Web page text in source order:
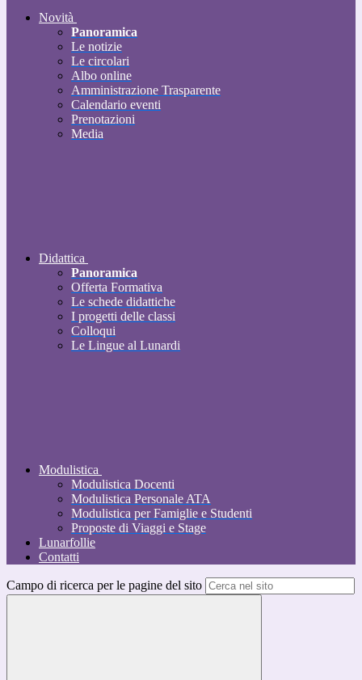
Novità
Panoramica
Le notizie
Le circolari
Albo online
Amministrazione Trasparente
Calendario eventi
Prenotazioni
Media
Didattica
Panoramica
Offerta Formativa
Le schede didattiche
I progetti delle classi
Colloqui
Le Lingue al Lunardi
Modulistica
Modulistica Docenti
Modulistica Personale ATA
Modulistica per Famiglie e Studenti
Proposte di Viaggi e Stage
Lunarfollie
Contatti
Campo di ricerca per le pagine del sito